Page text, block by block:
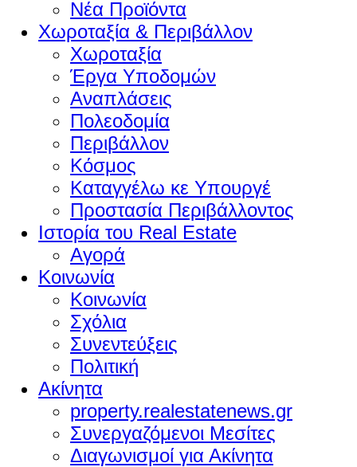
Νέα Προϊόντα
Χωροταξία & Περιβάλλον
Χωροταξία
Έργα Υποδομών
Αναπλάσεις
Πολεοδομία
Περιβάλλον
Κόσμος
Καταγγέλω κε Υπουργέ
Προστασία Περιβάλλοντος
Ιστορία του Real Estate
Αγορά
Κοινωνία
Κοινωνία
Σχόλια
Συνεντεύξεις
Πολιτική
Ακίνητα
property.realestatenews.gr
Συνεργαζόμενοι Μεσίτες
Διαγωνισμοί για Ακίνητα